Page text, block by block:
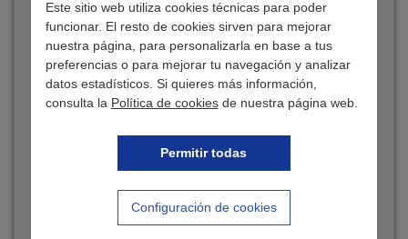
Este sitio web utiliza cookies técnicas para poder
funcionar. El resto de cookies sirven para mejorar
nuestra página, para personalizarla en base a tus
preferencias o para mejorar tu navegación y analizar
datos estadísticos. Si quieres más información,
consulta la Política de cookiesde nuestra página web.
Permitir todas
Configuración de cookies
caracteres restantes
chequeada
casilla
"No
soy